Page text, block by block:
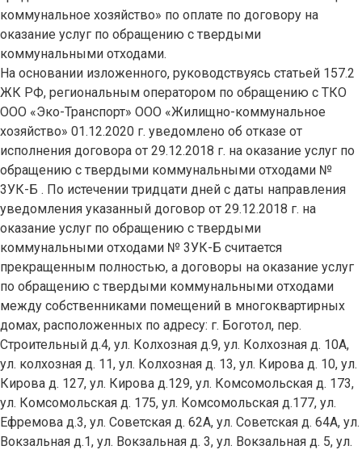
коммунальное хозяйство» по оплате по договору на
оказание услуг по обращению с твердыми
коммунальными отходами.
На основании изложенного, руководствуясь статьей 157.2
ЖК РФ, региональным оператором по обращению с ТКО
ООО «Эко-Транспорт» ООО «Жилищно-коммунальное
хозяйство» 01.12.2020 г. уведомлено об отказе от
исполнения договора от 29.12.2018 г. на оказание услуг по
обращению с твердыми коммунальными отходами №
3УК-Б . По истечении тридцати дней с даты направления
уведомления указанный договор от 29.12.2018 г. на
оказание услуг по обращению с твердыми
коммунальными отходами № 3УК-Б считается
прекращенным полностью, а договоры на оказание услуг
по обращению с твердыми коммунальными отходами
между собственниками помещений в многоквартирных
домах, расположенных по адресу: г. Боготол, пер.
Строительный д.4, ул. Колхозная д.9, ул. Колхозная д. 10А,
ул. колхозная д. 11, ул. Колхозная д. 13, ул. Кирова д. 10, ул.
Кирова д. 127, ул. Кирова д.129, ул. Комсомольская д. 173,
ул. Комсомольская д. 175, ул. Комсомольская д.177, ул.
Ефремова д.3, ул. Советская д. 62А, ул. Советская д. 64А, ул.
Вокзальная д.1, ул. Вокзальная д. 3, ул. Вокзальная д. 5, ул.